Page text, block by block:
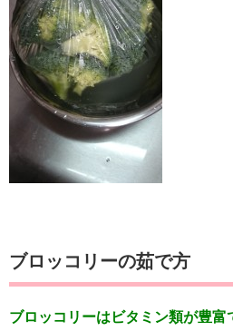
ブロッコリーの茹で方
ブロッコリーはビタミン類が豊